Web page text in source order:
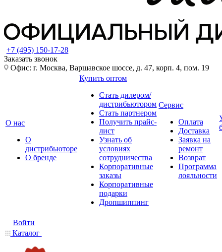
+7 (495) 150-17-28
Заказать звонок
Офис: г. Москва, Варшавское шоссе, д. 47, корп. 4, пом. 19
О нас
О
дистрибьюторе
О бренде
Купить оптом
Стать дилером/
дистрибьютором
Стать партнером
Получить прайс-
лист
Узнать об
условиях
сотрудничества
Корпоративные
заказы
Корпоративные
подарки
Дропшиппинг
Сервис
Оплата
Доставка
Заявка на
ремонт
Возврат
Программа
лояльности
Войти
Каталог